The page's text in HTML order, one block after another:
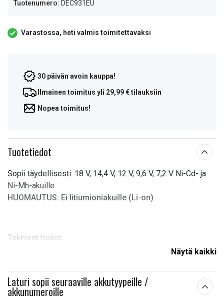
Tuotenumero: DEC931EU
Varastossa, heti valmis toimitettavaksi
30 päivän avoin kauppa!
Ilmainen toimitus yli 29,99 € tilauksiin
Nopea toimitus!
Tuotetiedot
Sopii täydellisesti: 18 V, 14,4 V, 12 V, 9,6 V, 7,2 V Ni-Cd- ja
Ni-Mh-akuille
HUOMAUTUS: Ei litiumioniakuille (Li-on)
Tekniset tiedot:
Tulo: 100V–240V
Lähtöjännite: 7,2 V–18 V
Lähtövirta: 2A
Näytä kaikki
Laturi sopii seuraaville akkutyypeille /
akkunumeroille